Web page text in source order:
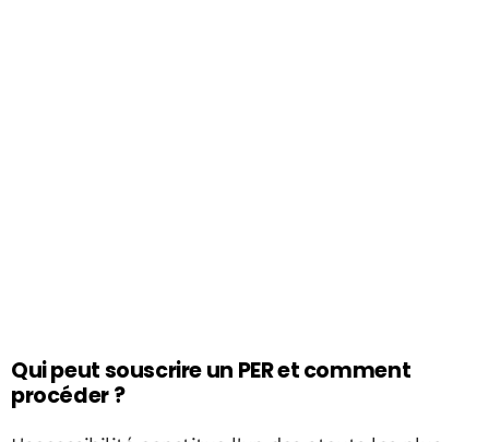
Qui peut souscrire un PER et comment
procéder ?